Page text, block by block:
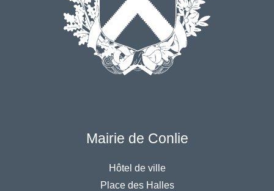
Mairie de Conlie
Hôtel de ville
Place des Halles